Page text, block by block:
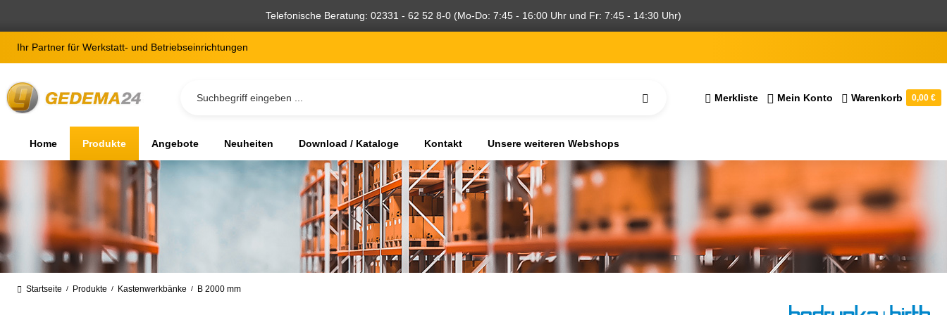
Telefonische Beratung: 02331 - 62 52 8-0 (Mo-Do: 7:45 - 16:00 Uhr und Fr: 7:45 - 14:30 Uhr)
Ihr Partner für Werkstatt- und Betriebseinrichtungen
Merkliste Mein Konto Warenkorb 0,00 €
Home Produkte Angebote Neuheiten Download / Kataloge Kontakt Unsere weiteren Webshops
Startseite / Produkte / Kastenwerkbänke / B 2000 mm